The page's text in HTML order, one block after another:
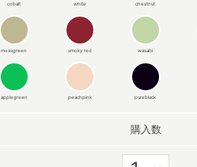
cobalt white chestnut
mossgreen smoky red wasabi
applegreen peachpink pureblack
購入数